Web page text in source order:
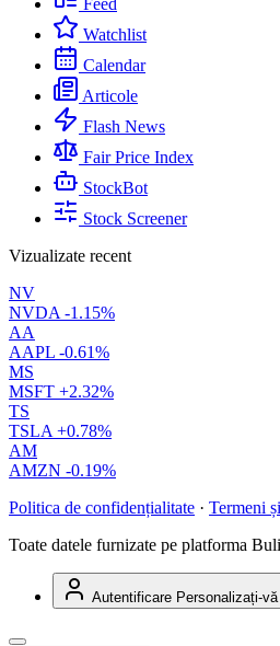
Feed
Watchlist
Calendar
Articole
Flash News
Fair Price Index
StockBot
Stock Screener
Vizualizate recent
NV
NVDA -1.15%
AA
AAPL -0.61%
MS
MSFT +2.32%
TS
TSLA +0.78%
AM
AMZN -0.19%
Politica de confidențialitate · Termeni
Toate datele furnizate pe platforma
Autentificare Personalizați-vă